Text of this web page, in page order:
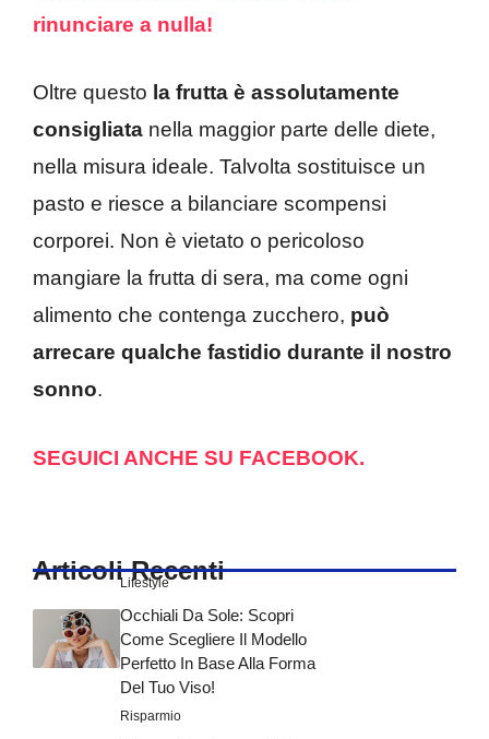
rinunciare a nulla!
Oltre questo la frutta è assolutamente
consigliata nella maggior parte delle diete,
nella misura ideale. Talvolta sostituisce un
pasto e riesce a bilanciare scompensi
corporei. Non è vietato o pericoloso
mangiare la frutta di sera, ma come ogni
alimento che contenga zucchero, può
arrecare qualche fastidio durante il nostro
sonno.
SEGUICI ANCHE SU FACEBOOK.
Articoli Recenti
Lifestyle
Occhiali Da Sole: Scopri
Come Scegliere Il Modello
Perfetto In Base Alla Forma
Del Tuo Viso!
Risparmio